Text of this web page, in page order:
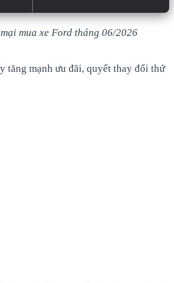
mua xe Ford tháng 06/2026
tăng mạnh ưu đãi, quyết thay đổi thứ